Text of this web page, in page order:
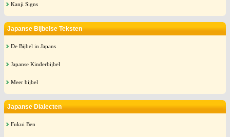
Kanji Signs
Japanse Bijbelse Teksten
De Bijbel in Japans
Japanse Kinderbijbel
Meer bijbel
Japanse Dialecten
Fukui Ben